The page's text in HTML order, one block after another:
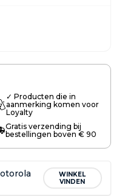
✓ Producten die in
aanmerking komen voor
Loyalty
Gratis verzending bij
bestellingen boven € 90
WINKEL
VINDEN